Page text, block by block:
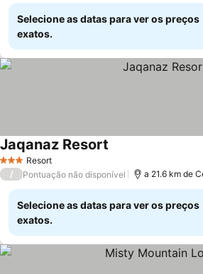
Selecione as datas para ver os preços
exatos.
3 EstrelasResort
Jaqanaz Resort
/ Pontuação não disponível a 21.6 km de
Selecione as datas para ver os preços
exatos.